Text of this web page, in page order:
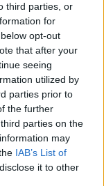
third parties, or
for
opt-out
that after your
seeing
utilized by
parties prior to
the further
parties on the
may
IAB’s List of
it to other
τα αγαθά,
της Ένωσης.
είτε ως
συμπράξεων,
νομική μορφή
μπορεί να
να
τους